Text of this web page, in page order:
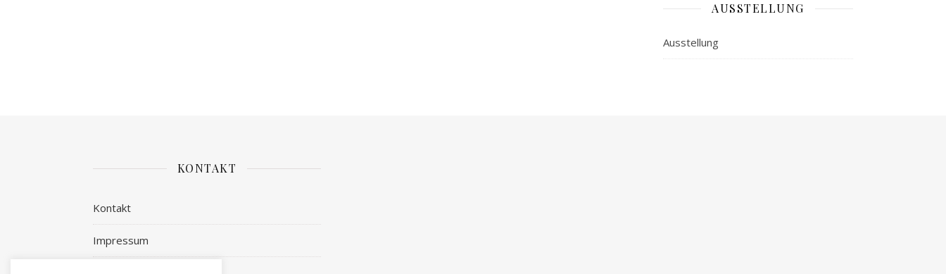
AUSSTELLUNG
Ausstellung
KONTAKT
Kontakt
Impressum